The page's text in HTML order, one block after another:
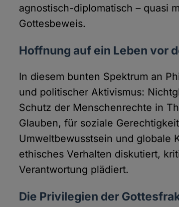
agnostisch-diplomatisch – quasi
Gottesbeweis.
Hoffnung auf ein Leben vor
In diesem bunten Spektrum an
und politischer Aktivismus:
Schutz der Menschenrechte in
Glauben, für soziale
Umweltbewusstsein und globale
ethisches Verhalten diskutiert,
Verantwortung plädiert.
Die Privilegien der